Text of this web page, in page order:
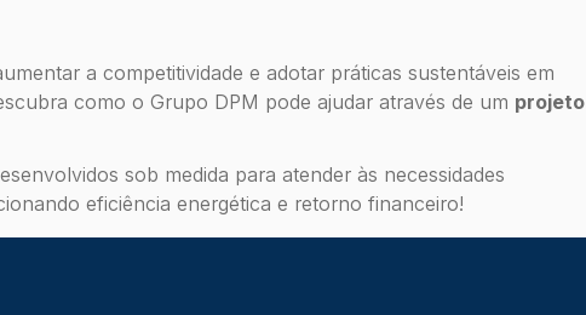
a competitividade e adotar práticas sustentáveis em
como o Grupo DPM pode ajudar através de um projeto
sob medida para atender às necessidades
eficiência energética e retorno financeiro!